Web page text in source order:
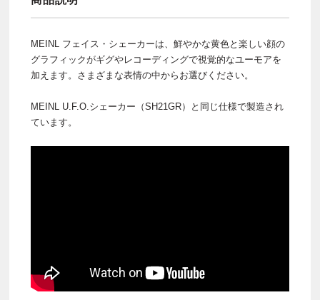
MEINL フェイス・シェーカーは、鮮やかな黄色と楽しい顔の
グラフィックがギグやレコーディングで視覚的なユーモアを
加えます。さまざまな表情の中からお選びください。
MEINL U.F.O.シェーカー（SH21GR）と同じ仕様で製造され
ています。